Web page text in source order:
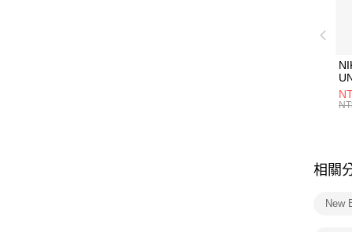
統
相關
New